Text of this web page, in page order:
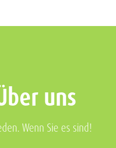
uns
Wenn Sie es sind!